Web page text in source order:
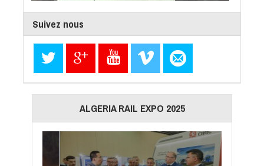
Suivez nous
ALGERIA RAIL EXPO 2025